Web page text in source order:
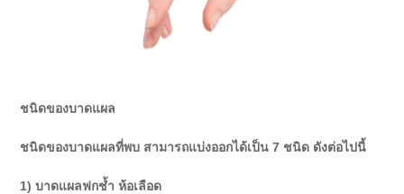
ชนิดของบาดแผล
ชนิดของบาดแผลที่พบ สามารถแบ่งออกได้เป็น 7 ชนิด ดังต่อไปนี้
1)บาดแผลฟกช้ำ ห้อเลือด